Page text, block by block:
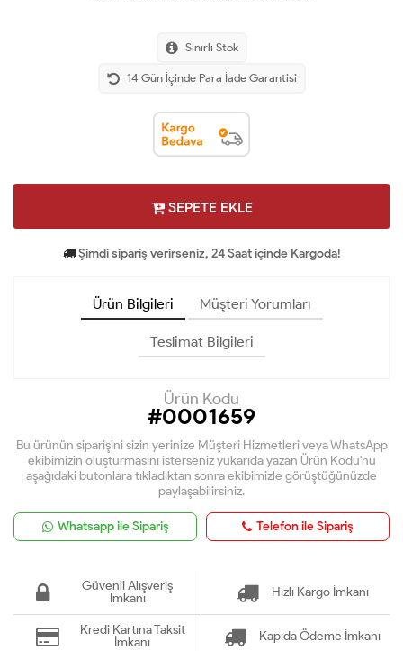
Sınırlı Stok
14 Gün İçinde Para İade Garantisi
SEPETE EKLE
Şimdi sipariş verirseniz, 24 Saat içinde Kargoda!
Ürün Bilgileri Müşteri Yorumları
Teslimat Bilgileri
Ürün Kodu
#0001659
Bu ürünün siparişini sizin yerinize Müşteri Hizmetleri veya WhatsApp
ekibimizin oluşturmasını isterseniz yukarıda yazan Ürün Kodu'nu
aşağıdaki butonlara tıkladıktan sonra ekibimizle görüştüğünüzde
paylaşabilirsiniz.
Whatsapp ile Sipariş Telefon ile Sipariş
Güvenli Alışveriş
İmkanı
Hızlı Kargo İmkanı
Kredi Kartına Taksit
İmkanı
Kapıda Ödeme İmkanı